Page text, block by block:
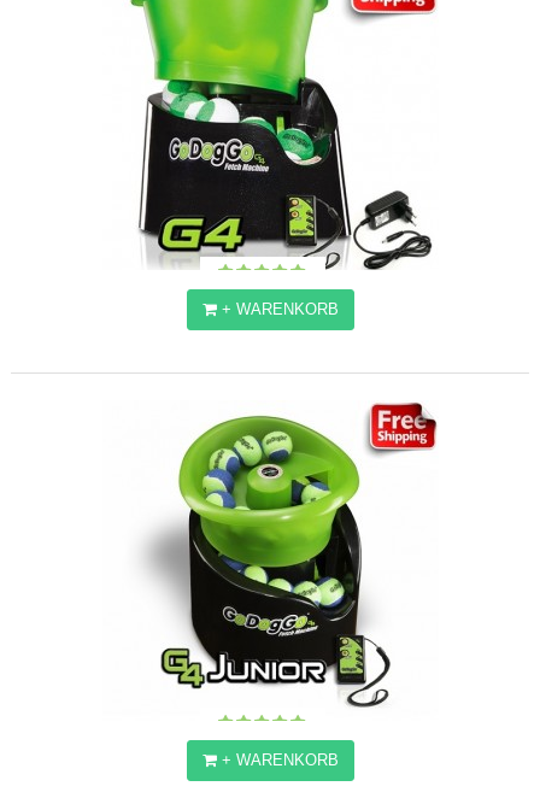
GODOGGO ® G4 BALLWURFMASCHINE
+ WARENKORB
GODOGGO ® G4 JR BALLWURFMASCHINE
+ WARENKORB